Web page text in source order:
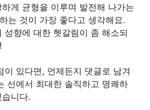
게 균형을 이루며 발전해 나가는
는 것이 가장 좋다고 생각해요.
성향에 대한 헷갈림이 좀 해소되
이 있다면, 언제든지 댓글로 남겨
선에서 최대한 솔직하고 명쾌하
니다.